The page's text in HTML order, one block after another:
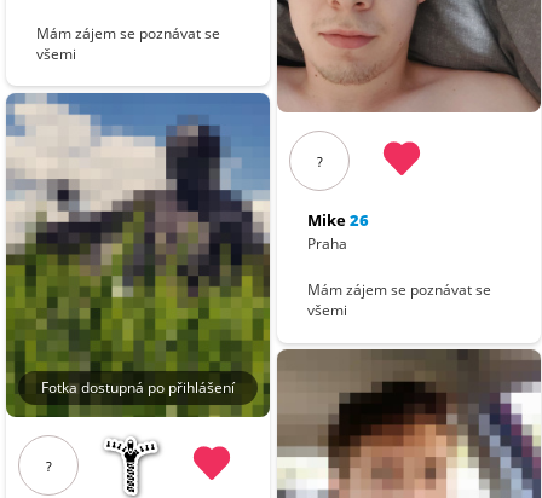
Mám zájem se poznávat se
všemi
Fotka dostupná po přihlášení
?
?
Mike26
Praha
Mám zájem se poznávat se
všemi